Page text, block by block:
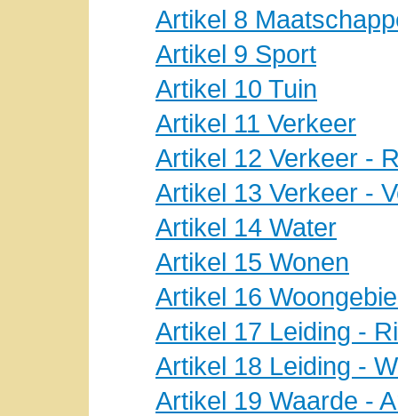
Artikel 8
Artikel 9 Sport
Artikel 10 Tuin
Artikel 11 Verkeer
Artikel 12 Verkeer -
Artikel 13 Verkeer -
Artikel 14 Water
Artikel 15 Wonen
Artikel 16
Artikel 17 Leiding -
Artikel 18 Leiding -
Artikel 19 Waarde -